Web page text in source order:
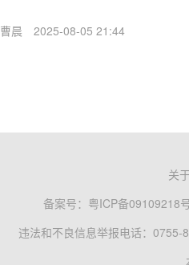
曹晨 2025-08-05 21:44
关
备案号： 粤ICP备09109218
违法和不良信息举报电话：0755-